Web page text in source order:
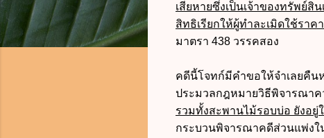
เสียหายซึ่งเป็นเจ้าของทรัพย์สิ
สิทธิเรียกให้ผู้ทำละเมิดใช้รา
มาตรา 438 วรรคสอง
คดีนี้โจทก์มีคำขอให้จำเลยคืน
ประมวลกฎหมายวิธีพิจารณาค
รวมทั้งสะพานไม้รอบบ่อ ยังอ
กระบวนพิจารณาคดีส่วนแพ่งใ